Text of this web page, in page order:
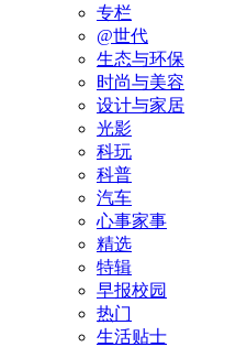
专栏
@世代
生态与环保
时尚与美容
设计与家居
光影
科玩
科普
汽车
心事家事
精选
特辑
早报校园
热门
生活贴士